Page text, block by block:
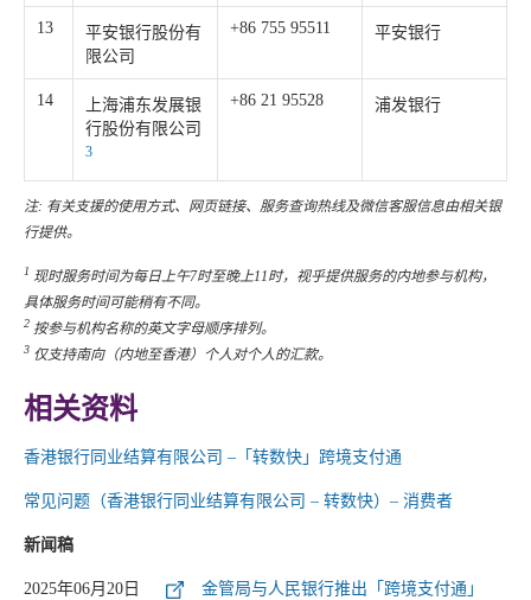
13
平安银行股份有
限公司
+86 755 95511 平安银行
14
上海浦东发展银
行股份有限公司
3
+86 21 95528 浦发银行
注: 有关支援的使用方式、网页链接、服务查询热线及微信客服信息由相关银
行提供。
1 现时服务时间为每日上午7时至晚上11时，视乎提供服务的内地参与机构，
具体服务时间可能稍有不同。
2 按参与机构名称的英文字母顺序排列。
3 仅支持南向（内地至香港）个人对个人的汇款。
相关资料
香港银行同业结算有限公司 –「转数快」跨境支付通
常见问题（香港银行同业结算有限公司 – 转数快）– 消费者
新闻稿
2025年06月20日 金管局与人民银行推出「跨境支付通」